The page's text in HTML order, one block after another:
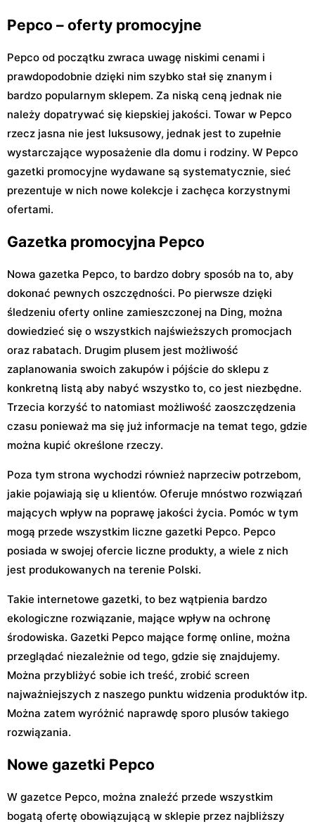
Pepco – oferty promocyjne
Pepco od początku zwraca uwagę niskimi cenami i
prawdopodobnie dzięki nim szybko stał się znanym i
bardzo popularnym sklepem. Za niską ceną jednak nie
należy dopatrywać się kiepskiej jakości. Towar w Pepco
rzecz jasna nie jest luksusowy, jednak jest to zupełnie
wystarczające wyposażenie dla domu i rodziny. W Pepco
gazetki promocyjne wydawane są systematycznie, sieć
prezentuje w nich nowe kolekcje i zachęca korzystnymi
ofertami.
Gazetka promocyjna Pepco
Nowa gazetka Pepco, to bardzo dobry sposób na to, aby
dokonać pewnych oszczędności. Po pierwsze dzięki
śledzeniu oferty online zamieszczonej na Ding, można
dowiedzieć się o wszystkich najświeższych promocjach
oraz rabatach. Drugim plusem jest możliwość
zaplanowania swoich zakupów i pójście do sklepu z
konkretną listą aby nabyć wszystko to, co jest niezbędne.
Trzecia korzyść to natomiast możliwość zaoszczędzenia
czasu ponieważ ma się już informacje na temat tego, gdzie
można kupić określone rzeczy.
Poza tym strona wychodzi również naprzeciw potrzebom,
jakie pojawiają się u klientów. Oferuje mnóstwo rozwiązań
mających wpływ na poprawę jakości życia. Pomóc w tym
mogą przede wszystkim liczne gazetki Pepco. Pepco
posiada w swojej ofercie liczne produkty, a wiele z nich
jest produkowanych na terenie Polski.
Takie internetowe gazetki, to bez wątpienia bardzo
ekologiczne rozwiązanie, mające wpływ na ochronę
środowiska. Gazetki Pepco mające formę online, można
przeglądać niezależnie od tego, gdzie się znajdujemy.
Można przybliżyć sobie ich treść, zrobić screen
najważniejszych z naszego punktu widzenia produktów itp.
Można zatem wyróżnić naprawdę sporo plusów takiego
rozwiązania.
Nowe gazetki Pepco
W gazetce Pepco, można znaleźć przede wszystkim
bogatą ofertę obowiązującą w sklepie przez najbliższy